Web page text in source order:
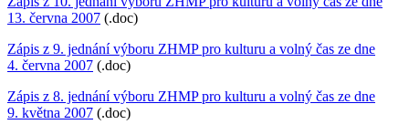
13. června 2007 (.doc)
Zápis z 9. jednání výboru ZHMP pro kulturu a volný čas ze dne
4. června 2007 (.doc)
Zápis z 8. jednání výboru ZHMP pro kulturu a volný čas ze dne
9. května 2007 (.doc)